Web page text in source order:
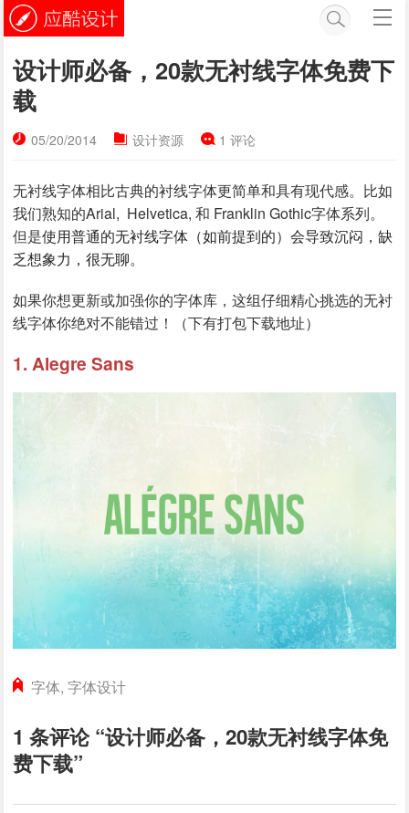
设计师必备，20款无衬线字体免费下
载
05/20/2014 设计资源 1 评论
无衬线字体相比古典的衬线字体更简单和具有现代感。比如
我们熟知的Arial, Helvetica, 和 Franklin Gothic字体系列。
但是使用普通的无衬线字体（如前提到的）会导致沉闷，缺
乏想象力，很无聊。
如果你想更新或加强你的字体库，这组仔细精心挑选的无衬
线字体你绝对不能错过！（下有打包下载地址）
1. Alegre Sans
字体,字体设计
1 条评论 “设计师必备，20款无衬线字体免
费下载”